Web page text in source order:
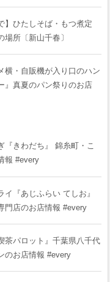
】ひたしそば・もつ煮定
所〔新山千春〕
横・自販機が入り口のハン
』真夏のパン祭りのお店
『きわだち』 錦糸町・こ
報 #every
イ『あじふらい てしお』
門店のお店情報 #every
茶パロット』千葉県八千代
のお店情報 #every